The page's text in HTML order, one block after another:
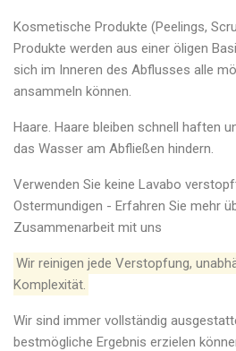
Kosmetische Produkte (Peelings,
Produkte werden aus einer öligen
sich im Inneren des Abflusses alle
ansammeln können.
Haare. Haare bleiben schnell haften
das Wasser am Abfließen hindern.
Verwenden Sie keine Lavabo
Ostermundigen - Erfahren Sie mehr
Zusammenarbeit mit uns
Wir reinigen jede Verstopfung,
Komplexität.
Wir sind immer vollständig
bestmögliche Ergebnis erzielen